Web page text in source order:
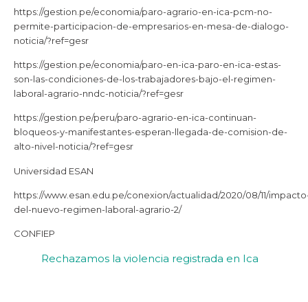
https://gestion.pe/economia/paro-agrario-en-ica-pcm-no-
permite-participacion-de-empresarios-en-mesa-de-dialogo-
noticia/?ref=gesr
https://gestion.pe/economia/paro-en-ica-paro-en-ica-estas-
son-las-condiciones-de-los-trabajadores-bajo-el-regimen-
laboral-agrario-nndc-noticia/?ref=gesr
https://gestion.pe/peru/paro-agrario-en-ica-continuan-
bloqueos-y-manifestantes-esperan-llegada-de-comision-de-
alto-nivel-noticia/?ref=gesr
Universidad ESAN
https://www.esan.edu.pe/conexion/actualidad/2020/08/11/
del-nuevo-regimen-laboral-agrario-2/
CONFIEP
Rechazamos la violencia registrada en Ica